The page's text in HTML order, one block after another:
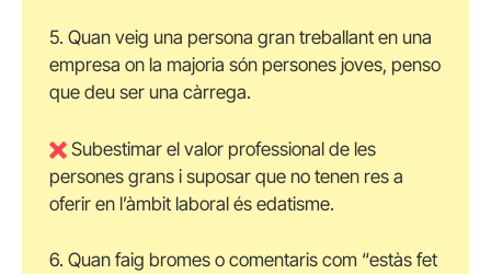
5. Quan veig una persona gran treballant en una
empresa on la majoria són persones joves, penso
que deu ser una càrrega.
Subestimar el valor professional de les
persones grans i suposar que no tenen res a
oferir en l’àmbit laboral és edatisme.
6. Quan faig bromes o comentaris com “estàs fet